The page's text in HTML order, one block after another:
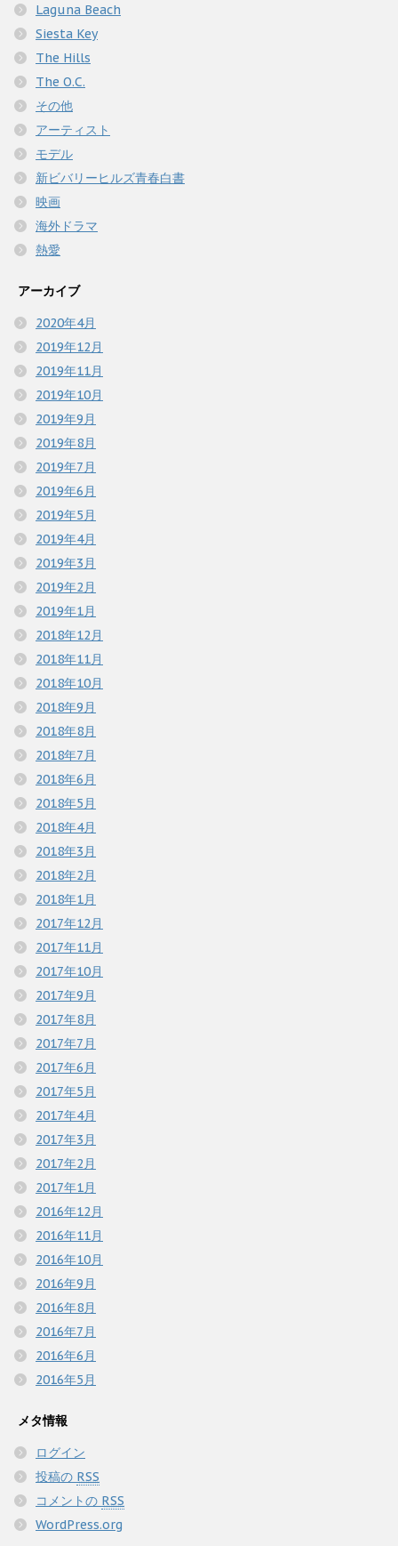
Laguna Beach
Siesta Key
The Hills
The O.C.
その他
アーティスト
モデル
新ビバリーヒルズ青春白書
映画
海外ドラマ
熱愛
アーカイブ
2020年4月
2019年12月
2019年11月
2019年10月
2019年9月
2019年8月
2019年7月
2019年6月
2019年5月
2019年4月
2019年3月
2019年2月
2019年1月
2018年12月
2018年11月
2018年10月
2018年9月
2018年8月
2018年7月
2018年6月
2018年5月
2018年4月
2018年3月
2018年2月
2018年1月
2017年12月
2017年11月
2017年10月
2017年9月
2017年8月
2017年7月
2017年6月
2017年5月
2017年4月
2017年3月
2017年2月
2017年1月
2016年12月
2016年11月
2016年10月
2016年9月
2016年8月
2016年7月
2016年6月
2016年5月
メタ情報
ログイン
投稿の RSS
コメントの RSS
WordPress.org